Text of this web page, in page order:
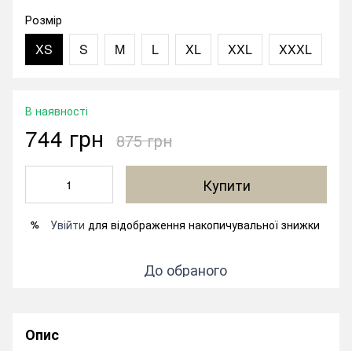
Розмір
XS S M L XL XXL XXXL
В наявності
744 грн 875 грн
Купити
% Увійти для відображення накопичувальної знижки
До обраного
Опис